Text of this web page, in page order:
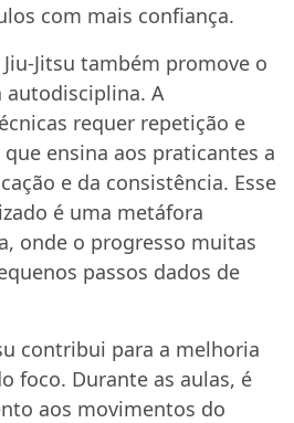
com mais confiança.
Jitsu também promove o
autodisciplina. A
requer repetição e
ensina aos praticantes a
e da consistência. Esse
é uma metáfora
onde o progresso muitas
passos dados de
contribui para a melhoria
foco. Durante as aulas, é
aos movimentos do